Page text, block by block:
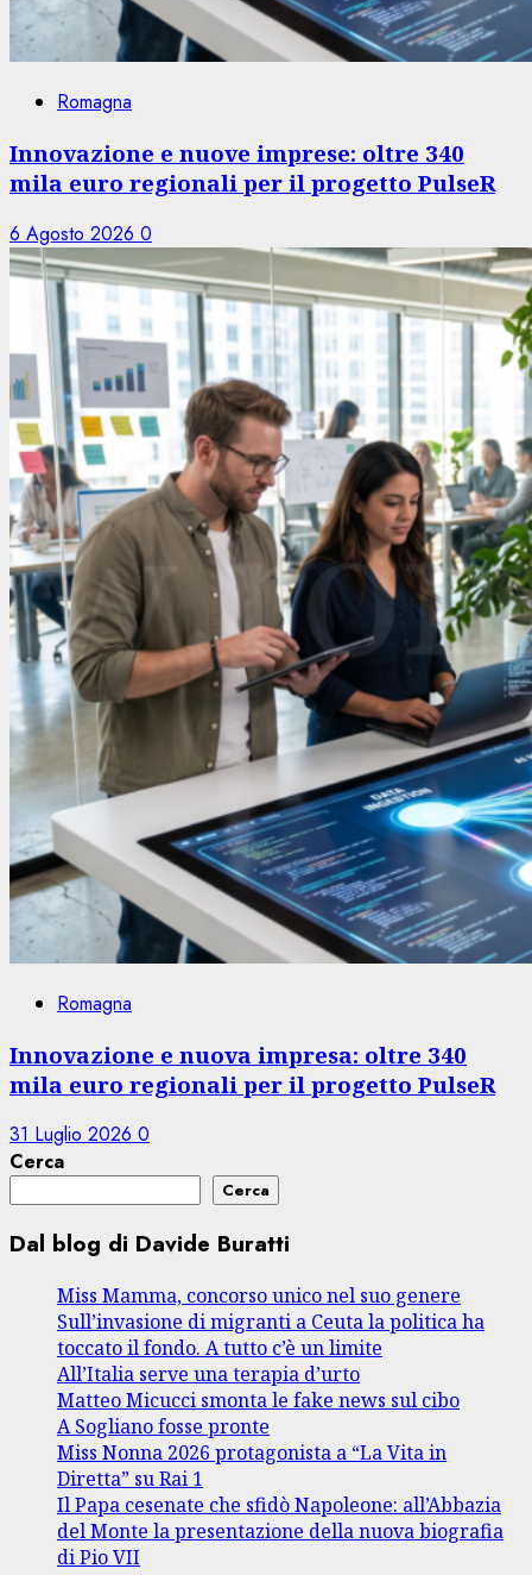
Romagna
Innovazione e nuove imprese: oltre 340
mila euro regionali per il progetto PulseR
6 Agosto 2026 0
Romagna
Innovazione e nuova impresa: oltre 340
mila euro regionali per il progetto PulseR
31 Luglio 2026 0
Cerca
Cerca
Dal blog di Davide Buratti
Miss Mamma, concorso unico nel suo genere
Sull’invasione di migranti a Ceuta la politica ha
toccato il fondo. A tutto c’è un limite
All’Italia serve una terapia d’urto
Matteo Micucci smonta le fake news sul cibo
A Sogliano fosse pronte
Miss Nonna 2026 protagonista a “La Vita in
Diretta” su Rai 1
Il Papa cesenate che sfidò Napoleone: all’Abbazia
del Monte la presentazione della nuova biografia
di Pio VII